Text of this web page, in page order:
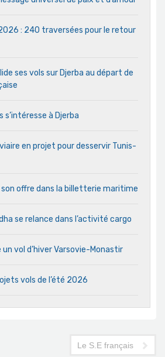
: 240 traversées pour le retour
ses vols sur Djerba au départ de
s’intéresse à Djerba
en projet pour desservir Tunis-
son offre dans la billetterie maritime
se relance dans l’activité cargo
vol d’hiver Varsovie-Monastir
vols de l’été 2026
Shiri menacée par un sit-in
Le S.E français au